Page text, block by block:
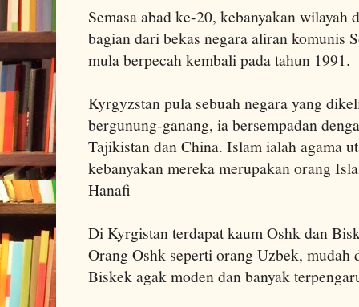
Semasa abad ke-20, kebanyakan wilayah
bagian dari bekas negara aliran komunis
mula berpecah kembali pada tahun 1991.
Kyrgyzstan pula sebuah negara yang
bergunung-ganang, ia bersempadan
Tajikistan dan China. Islam ialah agama
kebanyakan mereka merupakan orang
Hanafi
Di Kyrgistan terdapat kaum Oshk dan
Orang Oshk seperti orang Uzbek, mudah
Biskek agak moden dan banyak